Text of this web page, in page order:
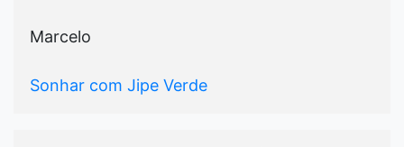
Marcelo
Sonhar com Jipe Verde